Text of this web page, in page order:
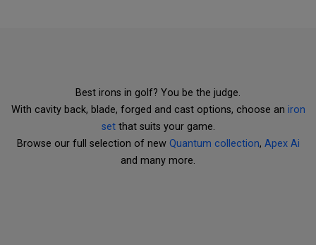
Best irons in golf? You be the judge.
With cavity back, blade, forged and cast options, choose an iron
setthat suits your game.
Browse our full selection of new Quantum collection, Apex Ai
and many more.